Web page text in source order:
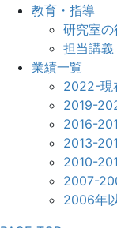
教育・指導
研究室の
担当講義
業績一覧
2022-現
2019-
2016-
2013-
2010-
2007-
2006年